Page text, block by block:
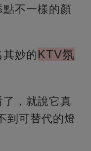
不一樣的顏
妙的 KTV氛
，就說它真
到可替代的燈